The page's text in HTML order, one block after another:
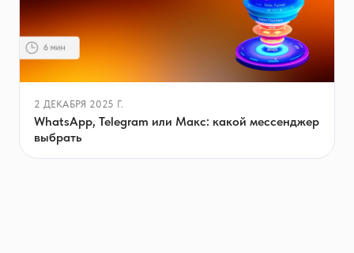
2 ДЕКАБРЯ 2025 Г.
WhatsApp, Telegram или Макс: какой мессенджер
выбрать